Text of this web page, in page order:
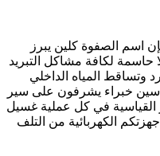
اسم الصفوة كلين يبرز
لكافة مشاكل التبريد
وتساقط المياه الداخلي
خبراء يشرفون على سير
القياسية في كل عملية غسيل
الكهربائية من التلف